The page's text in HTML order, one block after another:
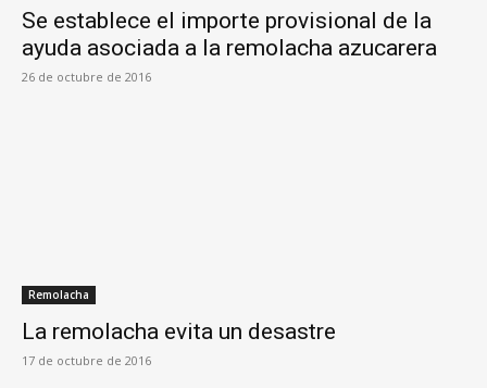
Se establece el importe provisional de la
ayuda asociada a la remolacha azucarera
26 de octubre de 2016
Remolacha
La remolacha evita un desastre
17 de octubre de 2016